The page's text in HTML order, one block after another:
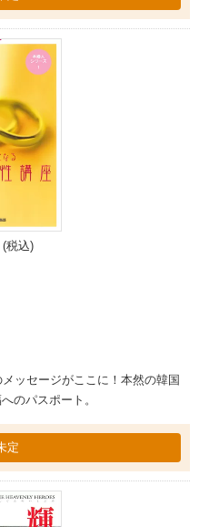
税込)
ッセージがここに！本然の韓国
のパスポート。
定